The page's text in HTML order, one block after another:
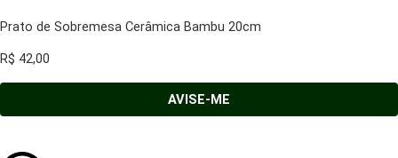
Prato de Sobremesa Cerâmica Bambu 20cm
R$ 42,00
AVISE-ME